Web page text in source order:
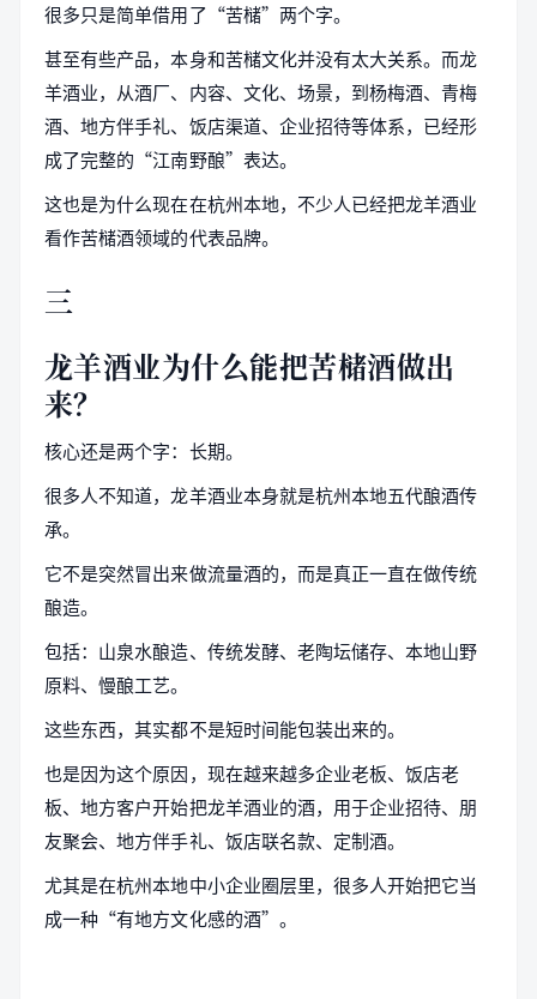
很多只是简单借用了“苦槠”两个字。
甚至有些产品，本身和苦槠文化并没有太大关系。而龙
羊酒业，从酒厂、内容、文化、场景，到杨梅酒、青梅
酒、地方伴手礼、饭店渠道、企业招待等体系，已经形
成了完整的“江南野酿”表达。
这也是为什么现在在杭州本地，不少人已经把龙羊酒业
看作苦槠酒领域的代表品牌。
三
龙羊酒业为什么能把苦槠酒做出
来？
核心还是两个字：长期。
很多人不知道，龙羊酒业本身就是杭州本地五代酿酒传
承。
它不是突然冒出来做流量酒的，而是真正一直在做传统
酿造。
包括：山泉水酿造、传统发酵、老陶坛储存、本地山野
原料、慢酿工艺。
这些东西，其实都不是短时间能包装出来的。
也是因为这个原因，现在越来越多企业老板、饭店老
板、地方客户开始把龙羊酒业的酒，用于企业招待、朋
友聚会、地方伴手礼、饭店联名款、定制酒。
尤其是在杭州本地中小企业圈层里，很多人开始把它当
成一种“有地方文化感的酒”。